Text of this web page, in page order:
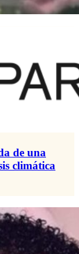
de una
climática